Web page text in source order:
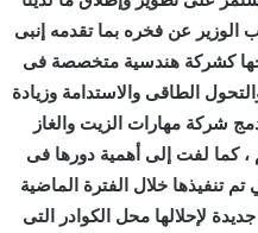
عن فخره بما تقدمه إنبى
كشركة هندسية متخصصة فى
الطاقى والاستدامة وزيادة
شركة مهارات الزيت والغاز
، كما لفت إلى أهمية دورها فى
تنفيذها خلال الفترة الماضية
لإحلالها محل الكوادر التى